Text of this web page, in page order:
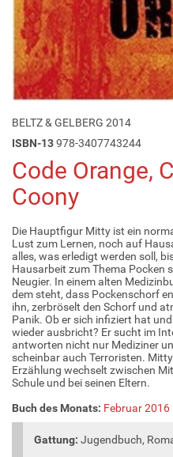
BELTZ & GELBERG 2014
ISBN-13978-3407743244
Code Orange,
Coony
Die Hauptfigur Mitty ist ein
Lust zum Lernen, noch auf
alles, was erledigt werden soll,
Hausarbeit zum Thema Pocken
Neugier. In einem alten
dem steht, dass Pockenschorf
ihn, zerbröselt den Schorf und
Panik. Ob er sich infiziert hat
wieder ausbricht? Er sucht im
antworten nicht nur Mediziner
scheinbar auch Terroristen.
Erzählung wechselt zwischen
Schule und bei seinen Eltern.
Buch des Monats: Februar 2016
Gattung: Jugendbuch,